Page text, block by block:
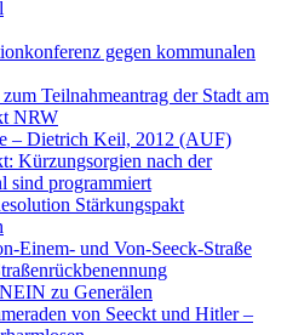
gegen kommunalen
Teilnahmeantrag der Stadt am
NRW
– Dietrich Keil, 2012 (AUF)
Kürzungsorgien nach der
sind programmiert
Stärkungspakt
Einem- und Von-Seeck-Straße
zu Generälen
von Seeckt und Hitler –